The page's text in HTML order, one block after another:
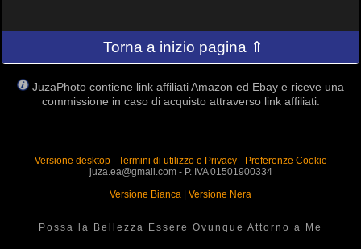
Torna a inizio pagina ⇑
JuzaPhoto contiene link affiliati Amazon ed Ebay e riceve una
commissione in caso di acquisto attraverso link affiliati.
Versione desktop- Termini di utilizzo e Privacy- Preferenze Cookie
juza.ea@gmail.com - P. IVA 01501900334
Versione Bianca
Versione Nera
Possa la Bellezza Essere Ovunque Attorno a Me